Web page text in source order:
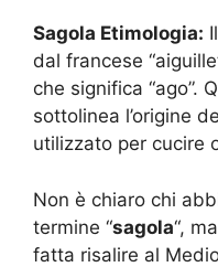
Sagola Etimologia:
dal francese
che significa “ago”.
sottolinea l’origine
utilizzato per cucire
Non è chiaro chi
termine “sagola“,
fatta risalire al